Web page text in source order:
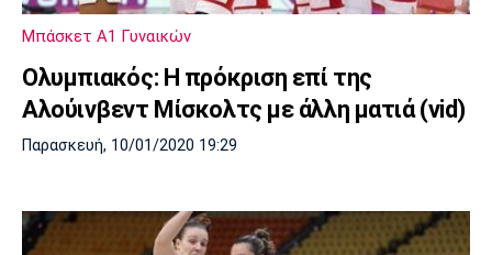
Λίβερπουλ
Μάντσεστερ
Γιουβέντους
Ίντερ Μίλαν
Μπάσκετ Α1 Γυναικών
Ολυμπιακός: Η πρόκριση επί της
Αλούινβεντ Μίσκολτς με άλλη ματιά (vid)
Παρασκευή, 10/01/2020 19:29